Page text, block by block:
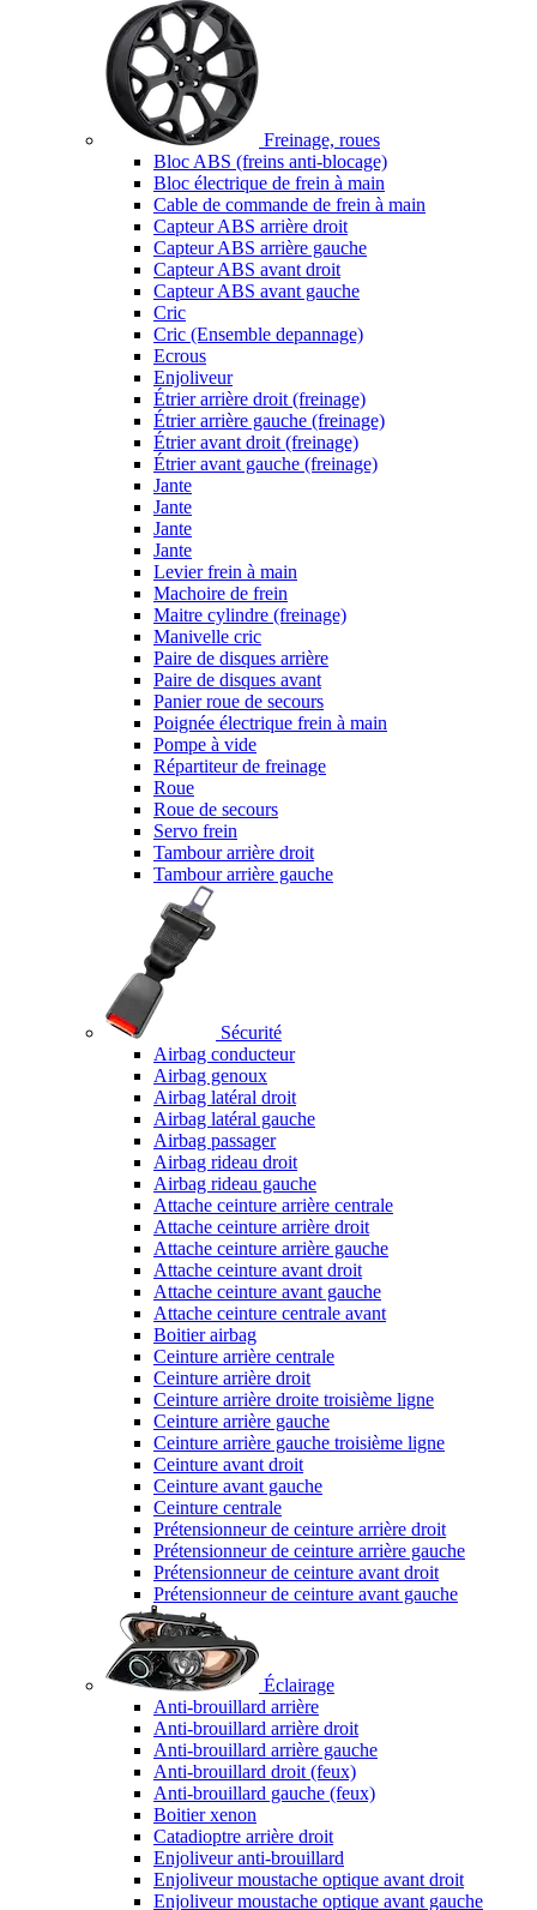
Freinage, roues
Bloc ABS (freins anti-blocage)
Bloc électrique de frein à main
Cable de commande de frein à main
Capteur ABS arrière droit
Capteur ABS arrière gauche
Capteur ABS avant droit
Capteur ABS avant gauche
Cric
Cric (Ensemble depannage)
Ecrous
Enjoliveur
Étrier arrière droit (freinage)
Étrier arrière gauche (freinage)
Étrier avant droit (freinage)
Étrier avant gauche (freinage)
Jante
Jante
Jante
Jante
Levier frein à main
Machoire de frein
Maitre cylindre (freinage)
Manivelle cric
Paire de disques arrière
Paire de disques avant
Panier roue de secours
Poignée électrique frein à main
Pompe à vide
Répartiteur de freinage
Roue
Roue de secours
Servo frein
Tambour arrière droit
Tambour arrière gauche
Sécurité
Airbag conducteur
Airbag genoux
Airbag latéral droit
Airbag latéral gauche
Airbag passager
Airbag rideau droit
Airbag rideau gauche
Attache ceinture arrière centrale
Attache ceinture arrière droit
Attache ceinture arrière gauche
Attache ceinture avant droit
Attache ceinture avant gauche
Attache ceinture centrale avant
Boitier airbag
Ceinture arrière centrale
Ceinture arrière droit
Ceinture arrière droite troisième ligne
Ceinture arrière gauche
Ceinture arrière gauche troisième ligne
Ceinture avant droit
Ceinture avant gauche
Ceinture centrale
Prétensionneur de ceinture arrière droit
Prétensionneur de ceinture arrière gauche
Prétensionneur de ceinture avant droit
Prétensionneur de ceinture avant gauche
Éclairage
Anti-brouillard arrière
Anti-brouillard arrière droit
Anti-brouillard arrière gauche
Anti-brouillard droit (feux)
Anti-brouillard gauche (feux)
Boitier xenon
Catadioptre arrière droit
Enjoliveur anti-brouillard
Enjoliveur moustache optique avant droit
Enjoliveur moustache optique avant gauche